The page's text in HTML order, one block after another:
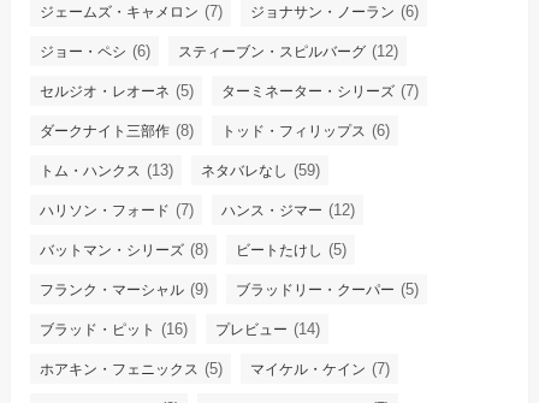
ジェームズ・キャメロン (7) ジョナサン・ノーラン (6)
ジョー・ペシ (6) スティーブン・スピルバーグ (12)
セルジオ・レオーネ (5) ターミネーター・シリーズ (7)
ダークナイト三部作 (8) トッド・フィリップス (6)
トム・ハンクス (13) ネタバレなし (59)
ハリソン・フォード (7) ハンス・ジマー (12)
バットマン・シリーズ (8) ビートたけし (5)
フランク・マーシャル (9) ブラッドリー・クーパー (5)
ブラッド・ピット (16) プレビュー (14)
ホアキン・フェニックス (5) マイケル・ケイン (7)